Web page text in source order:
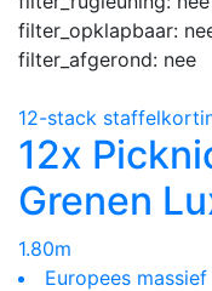
filter_opklapbaar:
filter_afgerond: nee
12-stack
12x
Grenen
1.80m
Europees